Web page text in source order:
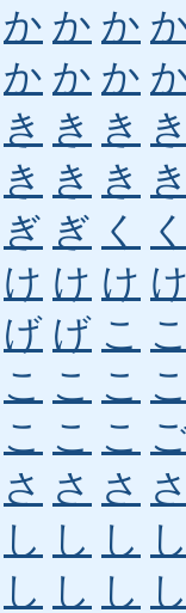
か か か
か か か
き き き
き き き
ぎ ぎ く
け け け
げ げ こ
こ こ こ
こ こ こ
さ さ さ
し し し
し し し